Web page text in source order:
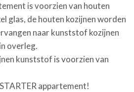
is voorzien van houten
glas, de houten kozijnen worden
naar kunststof kozijnen
overleg.
kunststof is voorzien van
appartement!